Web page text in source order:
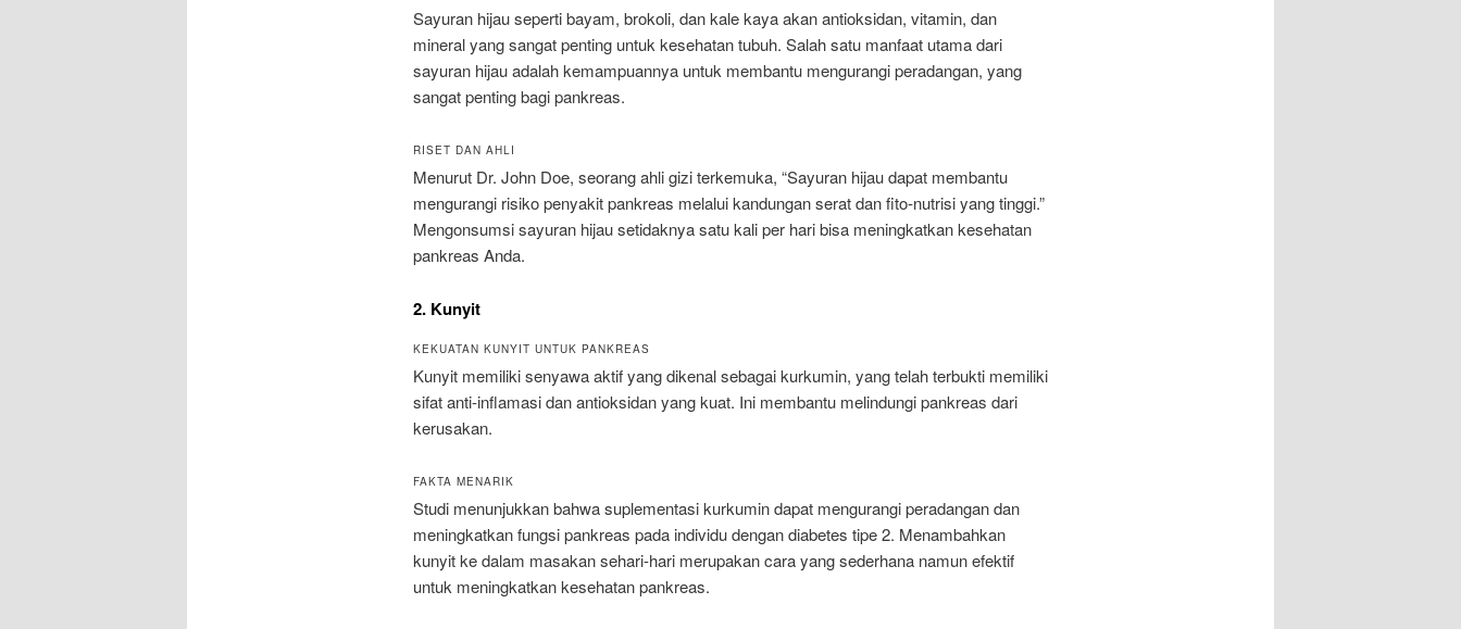
Sayuran hijau seperti bayam, brokoli, dan kale kaya akan antioksidan, vitamin, dan
mineral yang sangat penting untuk kesehatan tubuh. Salah satu manfaat utama dari
sayuran hijau adalah kemampuannya untuk membantu mengurangi peradangan, yang
sangat penting bagi pankreas.
RISET DAN AHLI
Menurut Dr. John Doe, seorang ahli gizi terkemuka, “Sayuran hijau dapat membantu
mengurangi risiko penyakit pankreas melalui kandungan serat dan fito-nutrisi yang tinggi.”
Mengonsumsi sayuran hijau setidaknya satu kali per hari bisa meningkatkan kesehatan
pankreas Anda.
2. Kunyit
KEKUATAN KUNYIT UNTUK PANKREAS
Kunyit memiliki senyawa aktif yang dikenal sebagai kurkumin, yang telah terbukti memiliki
sifat anti-inflamasi dan antioksidan yang kuat. Ini membantu melindungi pankreas dari
kerusakan.
FAKTA MENARIK
Studi menunjukkan bahwa suplementasi kurkumin dapat mengurangi peradangan dan
meningkatkan fungsi pankreas pada individu dengan diabetes tipe 2. Menambahkan
kunyit ke dalam masakan sehari-hari merupakan cara yang sederhana namun efektif
untuk meningkatkan kesehatan pankreas.